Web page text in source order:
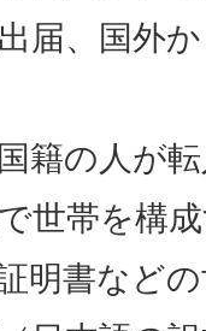
届、国外
籍の人が
世帯を構
明書など